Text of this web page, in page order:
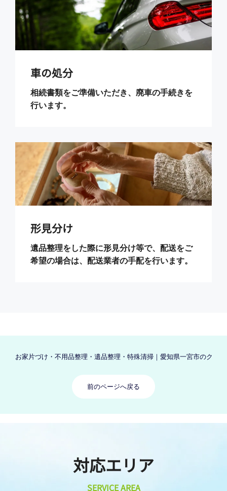
車の処分
相続書類をご準備いただき、廃車の手続きを
行います。
形見分け
遺品整理をした際に形見分け等で、配送をご
希望の場合は、配送業者の手配を行います。
お家片づけ・不用品整理・遺品整理・特殊清掃｜愛知県一宮市のクリ
前のページへ戻る
対応エリア
SERVICE AREA